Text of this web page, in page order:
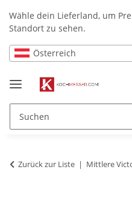
Wähle dein Lieferland, um
Standort zu sehen.
Österreich
Zurück zur Liste Mittlere